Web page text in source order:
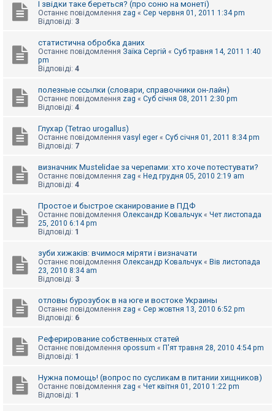
І звідки таке береться? (про соню на монеті)
Останнє повідомлення zag « Сер червня 01, 2011 1:34 pm
Відповіді: 3
статистична обробка даних
Останнє повідомлення Заїка Сергій « Суб травня 14, 2011 1:40
pm
Відповіді: 4
полезные ссылки (словари, справочники он-лайн)
Останнє повідомлення zag « Суб січня 08, 2011 2:30 pm
Відповіді: 4
Глухар (Tetrao urogallus)
Останнє повідомлення vasyl eger « Суб січня 01, 2011 8:34 pm
Відповіді: 7
визначник Mustelidae за черепами: хто хоче потестувати?
Останнє повідомлення zag « Нед грудня 05, 2010 2:19 am
Відповіді: 4
Простое и быстрое сканирование в ПДФ
Останнє повідомлення Олександр Ковальчук « Чет листопада
25, 2010 6:14 pm
Відповіді: 1
зуби хижаків: вчимося міряти і визначати
Останнє повідомлення Олександр Ковальчук « Вів листопада
23, 2010 8:34 am
Відповіді: 3
отловы бурозубок в на юге и востоке Украины
Останнє повідомлення zag « Сер жовтня 13, 2010 6:52 pm
Відповіді: 6
Реферирование собственных статей
Останнє повідомлення opossum « П'ят травня 28, 2010 4:54 pm
Відповіді: 1
Нужна помощь! (вопрос по сусликам в питании хищников)
Останнє повідомлення zag « Чет квітня 01, 2010 1:22 pm
Відповіді: 1